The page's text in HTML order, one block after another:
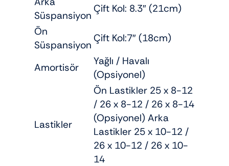
Süspansiyon
Çift Kol: 8.3″ (21cm)
Ön
Süspansiyon
Çift Kol:7″ (18cm)
Amortisör
Yağlı / Havalı
(Opsiyonel)
Lastikler
Ön Lastikler 25 x 8-12
/ 26 x 8-12 / 26 x 8-14
(Opsiyonel) Arka
Lastikler 25 x 10-12 /
26 x 10-12 / 26 x 10-
14